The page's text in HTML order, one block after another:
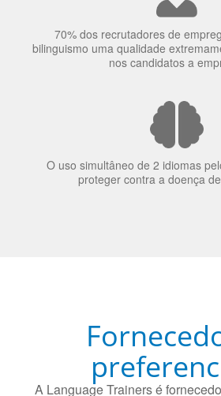
70% dos recrutadores de
bilinguismo uma qualidade
nos candidatos a
O uso simultâneo de 2 idiomas
proteger contra a doença
A Language Trainers é
cursos para